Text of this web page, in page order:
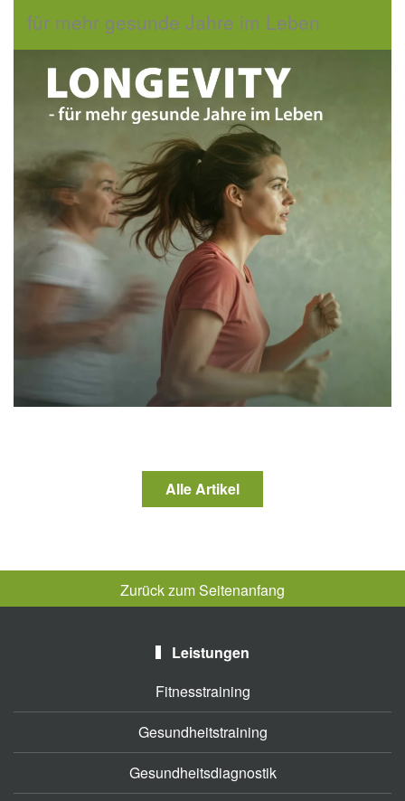
für mehr gesunde Jahre im Leben
Alle Artikel
Zurück zum Seitenanfang
Leistungen
Fitnesstraining
Gesundheitstraining
Gesundheitsdiagnostik